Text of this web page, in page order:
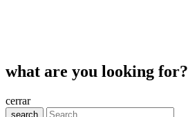
what are you looking for?
cerrar
search